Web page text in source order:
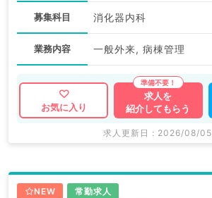
募集科目 消化器内科
業務内容 一般外来, 病棟管理
お気に入り
求人を
紹介してもらう
求人更新日 : 2026/08/05
NEW 常勤求人